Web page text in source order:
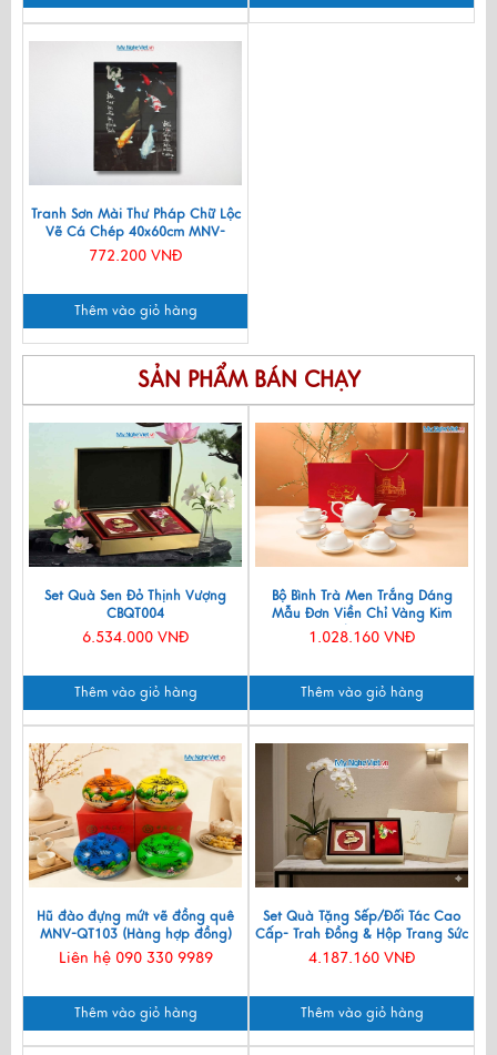
Tranh Sơn Mài Thư Pháp Chữ Lộc
Vẽ Cá Chép 40x60cm MNV-
SMA301
772.200 VNĐ
Thêm vào giỏ hàng
SẢN PHẨM BÁN CHẠY
Set Quà Sen Đỏ Thịnh Vượng
CBQT004
6.534.000 VNĐ
Thêm vào giỏ hàng
Bộ Bình Trà Men Trắng Dáng
Mẫu Đơn Viền Chỉ Vàng Kim
550ml BT001-7.2
1.028.160 VNĐ
Thêm vào giỏ hàng
Hũ đào đựng mứt vẽ đồng quê
MNV-QT103 (Hàng hợp đồng)
Liên hệ 090 330 9989
Thêm vào giỏ hàng
Set Quà Tặng Sếp/Đối Tác Cao
Cấp- Trah Đồng & Hộp Trang Sức
Sơn Mài CBQT004
4.187.160 VNĐ
Thêm vào giỏ hàng